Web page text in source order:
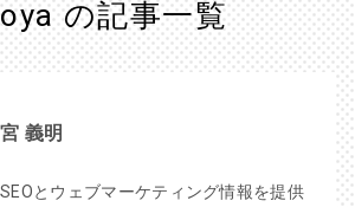
の記事一覧
宮 義明
SEOとウェブマーケティング情報を提供